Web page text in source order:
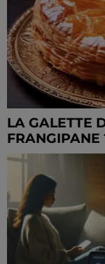
LA GALETTE
FRANGIPANE